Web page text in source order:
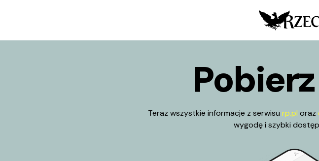
Pobierz
Teraz wszystkie informacje z serwisu rp.pl oraz
wygodę i szybki